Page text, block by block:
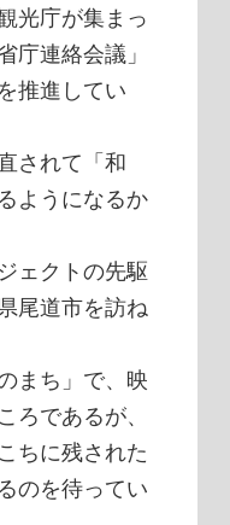
光庁が集まっ
庁連絡会議」
推進してい
されて「和
ようになるか
ェクトの先駆
尾道市を訪ね
まち」で、映
ろであるが、
ちに残された
のを待ってい